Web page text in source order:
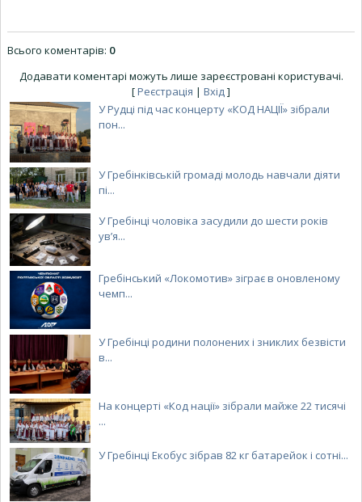
Всього коментарів: 0
Додавати коментарі можуть лише зареєстровані користувачі.
[Реєстрація | Вхід ]
У Рудці під час концерту «КОД НАЦІЇ» зібрали
пон...
У Гребінківській громаді молодь навчали діяти
пі...
У Гребінці чоловіка засудили до шести років
ув’я...
Гребінський «Локомотив» зіграє в оновленому
чемп...
У Гребінці родини полонених і зниклих безвісти
в...
На концерті «Код нації» зібрали майже 22 тисячі
...
У Гребінці Екобус зібрав 82 кг батарейок і сотні...